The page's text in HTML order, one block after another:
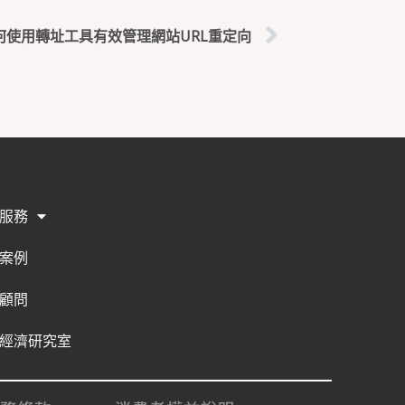
使用轉址工具有效管理網站URL重定向
務
例
問
濟研究室